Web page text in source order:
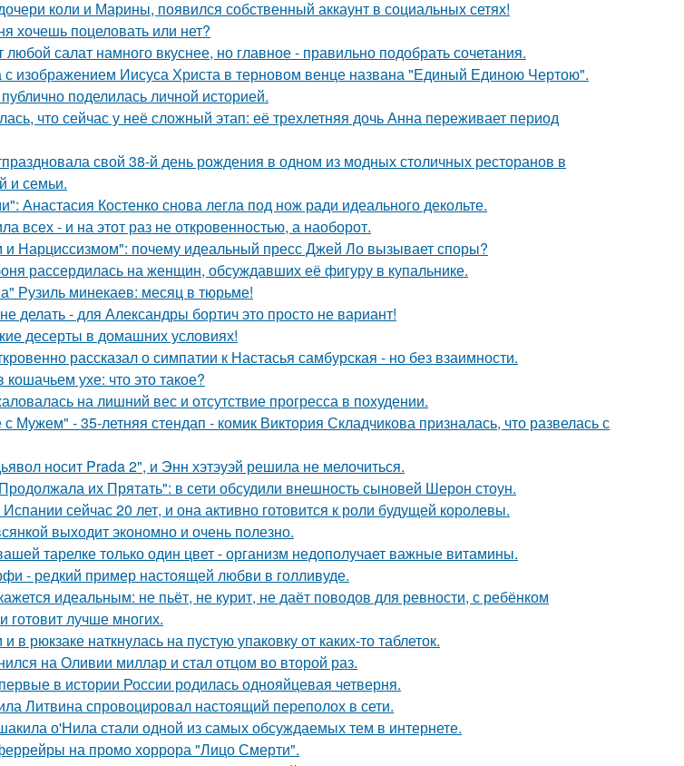
коли и Марины, появился собственный аккаунт в социальных сетях!
хочешь поцеловать или нет?
салат намного вкуснее, но главное - правильно подобрать сочетания.
с изображением Иисуса Христа в терновом венце названа "Единый Единою Чертою".
поделилась личной историей.
что сейчас у неё сложный этап: её трехлетняя дочь Анна переживает период
свой 38-й день рождения в одном из модных столичных ресторанов в
и семьи.
Анастасия Костенко снова легла под нож ради идеального декольте.
всех - и на этот раз не откровенностью, а наоборот.
Нарциссизмом": почему идеальный пресс Джей Ло вызывает споры?
рассердилась на женщин, обсуждавших её фигуру в купальнике.
Рузиль минекаев: месяц в тюрьме!
делать - для Александры бортич это просто не вариант!
десерты в домашних условиях!
рассказал о симпатии к Настасья самбурская - но без взаимности.
ухе: что это такое?
на лишний вес и отсутствие прогресса в похудении.
Мужем" - 35-летняя стендап - комик Виктория Складчикова призналась, что развелась с
носит Prada 2", и Энн хэтэуэй решила не мелочиться.
их Прятать": в сети обсудили внешность сыновей Шерон стоун.
сейчас 20 лет, и она активно готовится к роли будущей королевы.
выходит экономно и очень полезно.
тарелке только один цвет - организм недополучает важные витамины.
- редкий пример настоящей любви в голливуде.
идеальным: не пьёт, не курит, не даёт поводов для ревности, с ребёнком
готовит лучше многих.
в рюкзаке наткнулась на пустую упаковку от каких-то таблеток.
на Оливии миллар и стал отцом во второй раз.
в истории России родилась однояйцевая четверня.
Литвина спровоцировал настоящий переполох в сети.
о'Нила стали одной из самых обсуждаемых тем в интернете.
на промо хоррора "Лицо Смерти".